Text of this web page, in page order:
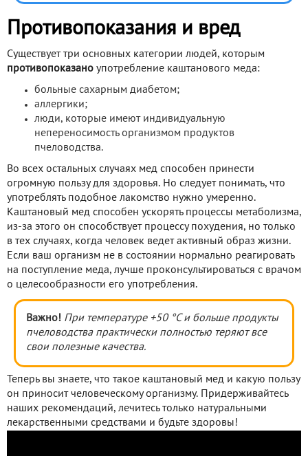
Противопоказания и вред
Существует три основных категории людей, которым
противопоказано употребление каштанового меда:
больные сахарным диабетом;
аллергики;
люди, которые имеют индивидуальную
непереносимость организмом продуктов
пчеловодства.
Во всех остальных случаях мед способен принести
огромную пользу для здоровья. Но следует понимать, что
употреблять подобное лакомство нужно умеренно.
Каштановый мед способен ускорять процессы метаболизма,
из-за этого он способствует процессу похудения, но только
в тех случаях, когда человек ведет активный образ жизни.
Если ваш организм не в состоянии нормально реагировать
на поступление меда, лучше проконсультироваться с врачом
о целесообразности его употребления.
Важно! При температуре +50 °С и больше продукты
пчеловодства практически полностью теряют все
свои полезные качества.
Теперь вы знаете, что такое каштановый мед и какую пользу
он приносит человеческому организму. Придерживайтесь
наших рекомендаций, лечитесь только натуральными
лекарственными средствами и будьте здоровы!